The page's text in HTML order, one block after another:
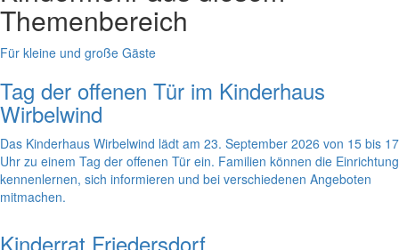
Themenbereich
Für kleine und große Gäste
Tag der offenen Tür im Kinderhaus
Wirbelwind
Das Kinderhaus Wirbelwind lädt am 23. September 2026 von 15 bis 17
Uhr zu einem Tag der offenen Tür ein. Familien können die Einrichtung
kennenlernen, sich informieren und bei verschiedenen Angeboten
mitmachen.
Kinderrat Friedersdorf